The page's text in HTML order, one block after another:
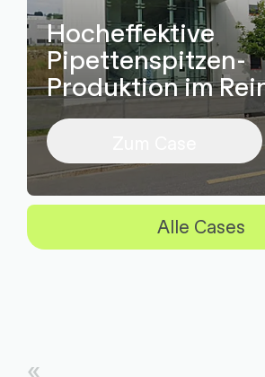
Hocheffektive
Pipettenspitzen-
Produktion im
Alle Cases